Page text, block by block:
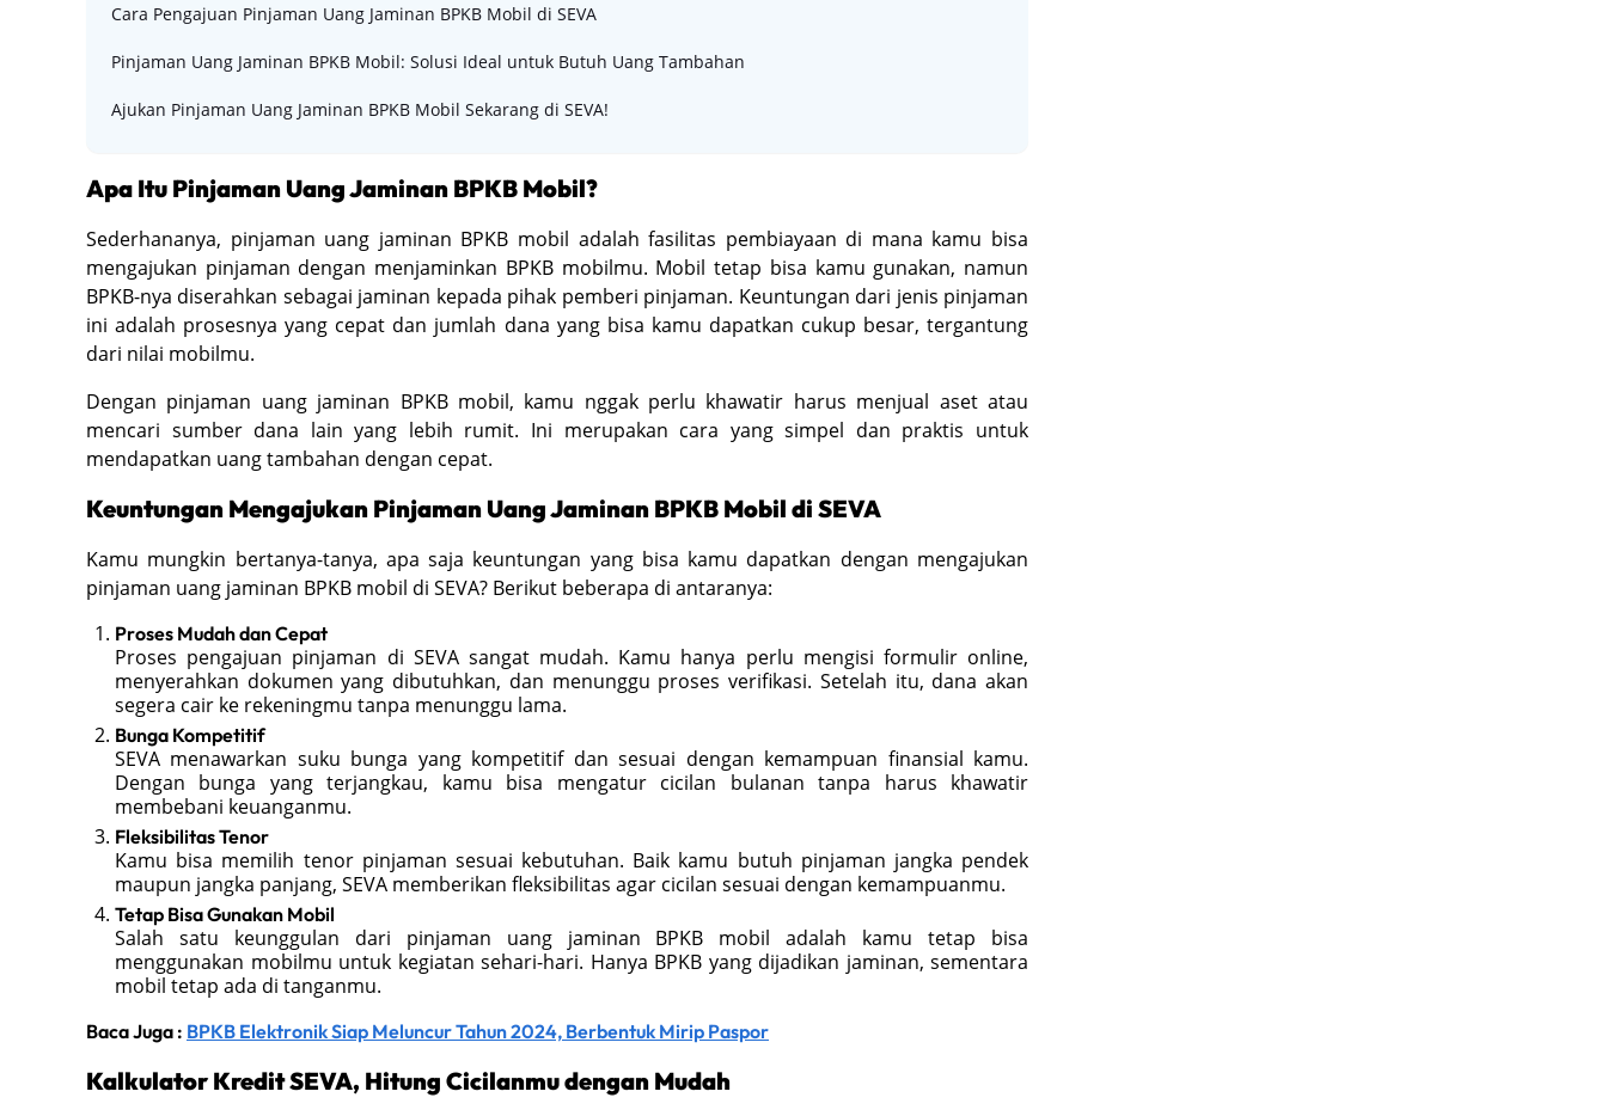
Cara Pengajuan Pinjaman Uang Jaminan BPKB Mobil di SEVA
Pinjaman Uang Jaminan BPKB Mobil: Solusi Ideal untuk Butuh Uang Tambahan
Ajukan Pinjaman Uang Jaminan BPKB Mobil Sekarang di SEVA!
Apa Itu Pinjaman Uang Jaminan BPKB Mobil?
Sederhananya, pinjaman uang jaminan BPKB mobil adalah fasilitas pembiayaan di mana kamu bisa
mengajukan pinjaman dengan menjaminkan BPKB mobilmu. Mobil tetap bisa kamu gunakan, namun
BPKB-nya diserahkan sebagai jaminan kepada pihak pemberi pinjaman. Keuntungan dari jenis pinjaman
ini adalah prosesnya yang cepat dan jumlah dana yang bisa kamu dapatkan cukup besar, tergantung
dari nilai mobilmu.
Dengan pinjaman uang jaminan BPKB mobil, kamu nggak perlu khawatir harus menjual aset atau
mencari sumber dana lain yang lebih rumit. Ini merupakan cara yang simpel dan praktis untuk
mendapatkan uang tambahan dengan cepat.
Keuntungan Mengajukan Pinjaman Uang Jaminan BPKB Mobil di SEVA
Kamu mungkin bertanya-tanya, apa saja keuntungan yang bisa kamu dapatkan dengan mengajukan
pinjaman uang jaminan BPKB mobil di SEVA? Berikut beberapa di antaranya:
Proses Mudah dan Cepat
Proses pengajuan pinjaman di SEVA sangat mudah. Kamu hanya perlu mengisi formulir online,
menyerahkan dokumen yang dibutuhkan, dan menunggu proses verifikasi. Setelah itu, dana akan
segera cair ke rekeningmu tanpa menunggu lama.
Bunga Kompetitif
SEVA menawarkan suku bunga yang kompetitif dan sesuai dengan kemampuan finansial kamu.
Dengan bunga yang terjangkau, kamu bisa mengatur cicilan bulanan tanpa harus khawatir
membebani keuanganmu.
Fleksibilitas Tenor
Kamu bisa memilih tenor pinjaman sesuai kebutuhan. Baik kamu butuh pinjaman jangka pendek
maupun jangka panjang, SEVA memberikan fleksibilitas agar cicilan sesuai dengan kemampuanmu.
Tetap Bisa Gunakan Mobil
Salah satu keunggulan dari pinjaman uang jaminan BPKB mobil adalah kamu tetap bisa
menggunakan mobilmu untuk kegiatan sehari-hari. Hanya BPKB yang dijadikan jaminan, sementara
mobil tetap ada di tanganmu.
Baca Juga : BPKB Elektronik Siap Meluncur Tahun 2024, Berbentuk Mirip Paspor
Kalkulator Kredit SEVA, Hitung Cicilanmu dengan Mudah